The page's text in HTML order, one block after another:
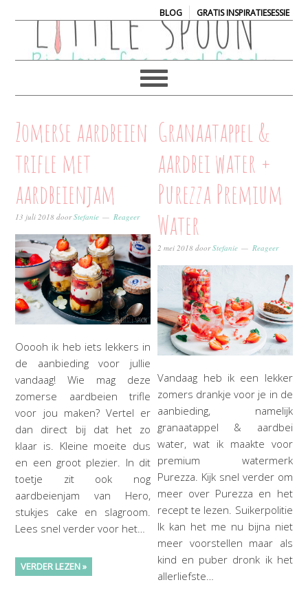
BLOG| GRATIS INSPIRATIESESSIE
Zomerse aardbeien
trifle met
aardbeienjam
13 juli 2018 doorStefanie Reageer
Ooooh ik heb iets lekkers in
de aanbieding voor jullie
vandaag! Wie mag deze
zomerse aardbeien trifle
voor jou maken? Vertel er
dan direct bij dat het zo
klaar is. Kleine moeite dus
en een groot plezier. In dit
toetje zit ook nog
aardbeienjam van Hero,
stukjes cake en slagroom.
Lees snel verder voor het…
VERDER LEZEN »
Granaatappel &
aardbei water +
Purezza Premium
Water
2 mei 2018 doorStefanie Reageer
Vandaag heb ik een lekker
zomers drankje voor je in de
aanbieding, namelijk
granaatappel & aardbei
water, wat ik maakte voor
premium watermerk
Purezza. Kijk snel verder om
meer over Purezza en het
recept te lezen. Suikerpolitie
Ik kan het me nu bijna niet
meer voorstellen maar als
kind en puber dronk ik het
allerliefste…